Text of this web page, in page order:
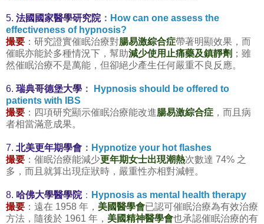
5. 法國國家醫學研究院： How can one assess the
effectiveness of hypnosis?
撮要 ：研究證實催眠治療對腸易激綜合症帶著明顯效果，而
催眠亦能於多種情況下，幫助減少使用止痛藥及鎮靜劑 ；雖
然催眠治療不是萬能，但卻絕少產生任何嚴重不良反應。
6. 瑞典哥德堡大學 ：
Hypnosis should be offered to
patients with IBS
撮要 ：四項研究顯示催眠治療能改進腸易激綜合症 ，而且病
者相當滿意成果。
7. 北美更年期學會 ： Hypnotize your hot flashes
撮要 ：催眠治療能減少更年期女士出現潮熱次數達 74% 之
多，而且就算出現症狀時，嚴重性亦相對減輕。
8. 哈佛大學醫學院： Hypnosis as mental health therapy
撮要 ：遠在 1958 年， 美國醫學會已認可催眠治療為有效治療
方法，隨後於 1961 年， 美國精神醫學會也承認催眠治療的有